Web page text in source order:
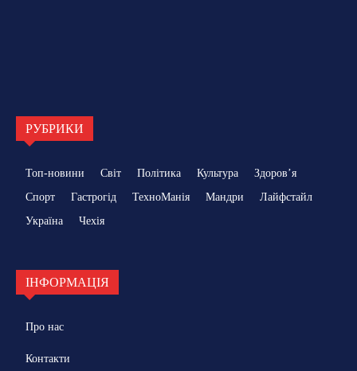
РУБРИКИ
Топ-новини Світ Політика Культура
Здоровʼя
Спорт
Гастрогід ТехноМанія Мандри
Лайфстайл
Україна
Чехія
ІНФОРМАЦІЯ
Про нас
Контакти